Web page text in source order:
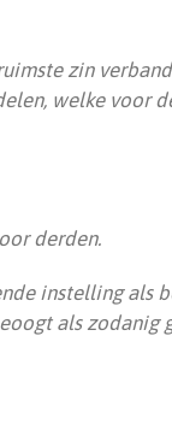
zin
welke voor
derden.
instelling als
als zodanig